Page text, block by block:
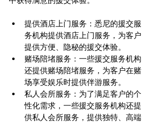
提供酒店上门服务：悉尼的援交服
务机构提供酒店上门服务，为客户
提供方便、隐秘的援交体验。
赌场陪堵服务：一些援交服务机构
还提供赌场陪堵服务，为客户在赌
场享受娱乐时提供伴游服务。
私人会所服务：为了满足客户的个
性化需求，一些援交服务机构还提
供私人会所服务，提供独特、高端